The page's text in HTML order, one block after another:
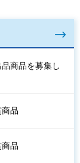
商品を募集し
品
品